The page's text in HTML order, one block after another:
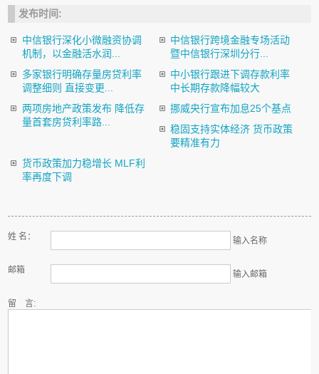
发布时间:
中信银行深化小微融资协调
机制，以金融活水润...
中信银行跨境金融专场活动
暨中信银行深圳分行...
多家银行明确存量房贷利率
调整细则 直接变更...
中小银行跟进下调存款利率
中长期存款降幅较大
两项房地产政策发布 降低存
量首套房贷利率路...
挪威央行宣布加息25个基点
稳固支持实体经济 货币政策
要精准有力
货币政策加力稳增长 MLF利
率再度下调
姓 名： 输入名称
邮箱 输入邮箱
留 言: